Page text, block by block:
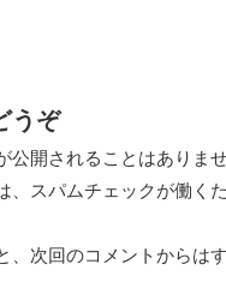
うぞ
公開されることはありませ
、スパムチェックが働く
、次回のコメントからは